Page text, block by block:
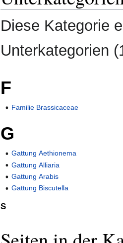
Diese Kategorie
Unterkategorien
F
Familie Brassicaceae
G
Gattung Aethionema
Gattung Alliaria
Gattung Arabis
Gattung Biscutella
S